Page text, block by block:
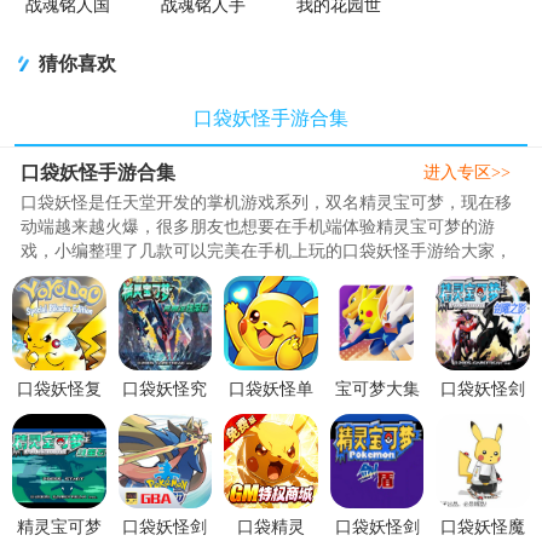
战魂铭人国
Legends)
战魂铭人手
我的花园世
猜你喜欢
口袋妖怪手游合集
口袋妖怪手游合集
口袋妖怪是任天堂开发的掌机游戏系列，双名精灵宝可梦，现在移
动端越来越火爆，很多朋友也想要在手机端体验精灵宝可梦的游
戏，小编整理了几款可以完美在手机上玩的口袋妖怪手游给大家，
包含了还原度最高的口袋妖怪复刻版，宝可梦大集结，还有国产自
研的宝可梦游戏，无论是在剧情还是游戏画风上都各具特色，想要
玩口袋妖怪手机版的可以试试。..
进入专区>>
口袋妖怪复
刻手游
v3.4.0 安卓
版
口袋妖怪究
极绿宝石手
游5.5 中文
最新版
口袋妖怪单
机版手游
v1.18.0安卓
版
宝可梦大集
结Pokémon
UNITE手机
版v1.16.1.1
中文国际版
口袋妖怪刽
最新免费版
1.64安卓版
精灵宝可梦
口袋妖怪剑
口袋精灵
口袋妖怪剑
口袋妖怪魔